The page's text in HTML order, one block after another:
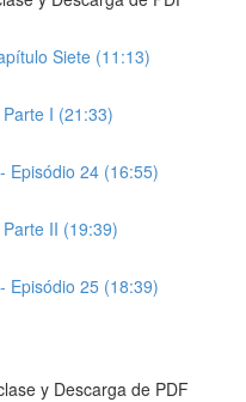
Siete (11:13)
I (21:33)
Episódio 24 (16:55)
II (19:39)
Episódio 25 (18:39)
y Descarga de PDF